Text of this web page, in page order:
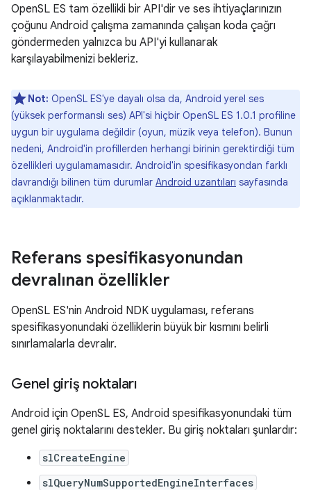
OpenSL ES tam özellikli bir API'dir ve ses ihtiyaçlarınızın
çoğunu Android çalışma zamanında çalışan koda çağrı
göndermeden yalnızca bu API'yi kullanarak
karşılayabilmenizi bekleriz.
Not: OpenSL ES'ye dayalı olsa da, Android yerel ses
(yüksek performanslı ses) API'si hiçbir OpenSL ES 1.0.1 profiline
uygun bir uygulama değildir (oyun, müzik veya telefon). Bunun
nedeni, Android'in profillerden herhangi birinin gerektirdiği tüm
özellikleri uygulamamasıdır. Android'in spesifikasyondan farklı
davrandığı bilinen tüm durumlar Android uzantıları sayfasında
açıklanmaktadır.
Referans spesifikasyonundan
devralınan özellikler
OpenSL ES'nin Android NDK uygulaması, referans
spesifikasyonundaki özelliklerin büyük bir kısmını belirli
sınırlamalarla devralır.
Genel giriş noktaları
Android için OpenSL ES, Android spesifikasyonundaki tüm
genel giriş noktalarını destekler. Bu giriş noktaları şunlardır:
slCreateEngine
slQueryNumSupportedEngineInterfaces